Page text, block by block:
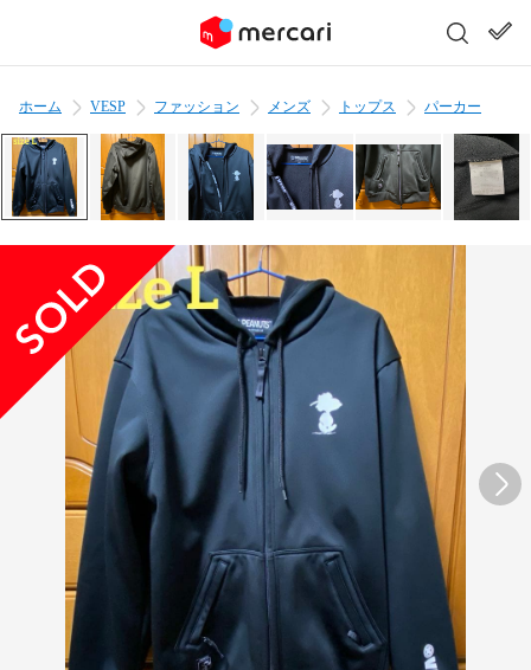
ホーム VESP ファッション メンズ トップス パーカー